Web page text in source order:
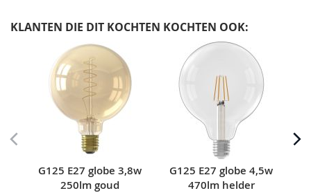
KLANTEN DIE DIT KOCHTEN KOCHTEN OOK:
carousel
G125 E27 globe 3,8w
250lm goud
G125 E27 globe 4,5w
470lm helder